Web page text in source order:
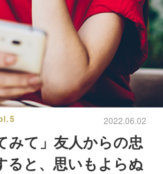
2022.06.02
みて」友人からの忠
ると、思いもよらぬ